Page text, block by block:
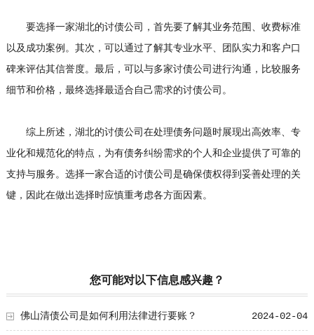
要选择一家湖北的讨债公司，首先要了解其业务范围、收费标准
以及成功案例。其次，可以通过了解其专业水平、团队实力和客户口
碑来评估其信誉度。最后，可以与多家讨债公司进行沟通，比较服务
细节和价格，最终选择最适合自己需求的讨债公司。
综上所述，湖北的讨债公司在处理债务问题时展现出高效率、专
业化和规范化的特点，为有债务纠纷需求的个人和企业提供了可靠的
支持与服务。选择一家合适的讨债公司是确保债权得到妥善处理的关
键，因此在做出选择时应慎重考虑各方面因素。
您可能对以下信息感兴趣？
2024-02-04
佛山清债公司是如何利用法律进行要账？